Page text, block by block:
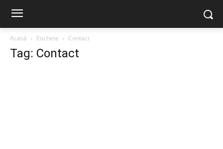
Acasă Etichete Contact
Tag: Contact